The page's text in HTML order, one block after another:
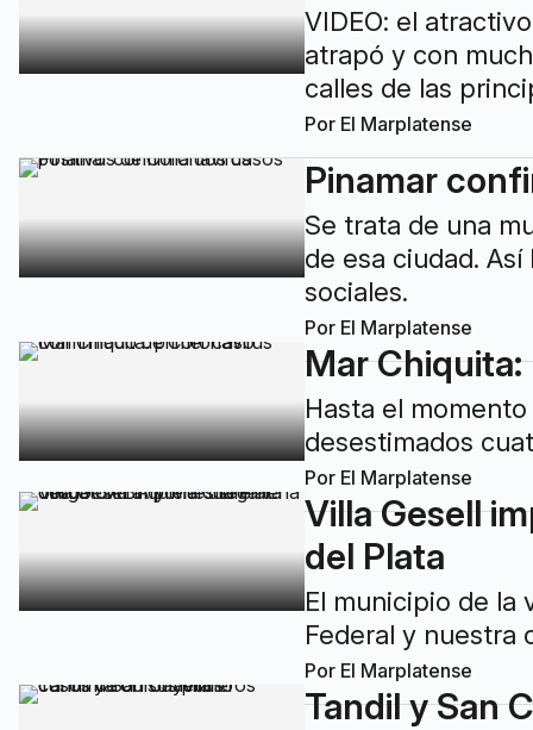
VIDEO: el
atrapó y con
calles de las
Por El Marplatense
Pinamar
Se trata de una
de esa ciudad.
sociales.
Por El Marplatense
Mar
Hasta el
desestimados
Por El Marplatense
Villa Gesell
del Plata
El municipio de la
Federal y nuestra
Por El Marplatense
Tandil y San